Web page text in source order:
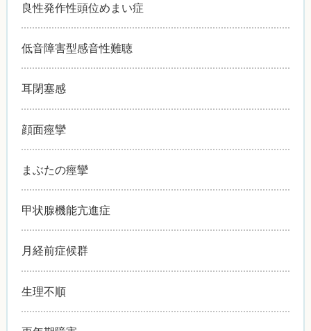
良性発作性頭位めまい症
低音障害型感音性難聴
耳閉塞感
顔面痙攣
まぶたの痙攣
甲状腺機能亢進症
月経前症候群
生理不順